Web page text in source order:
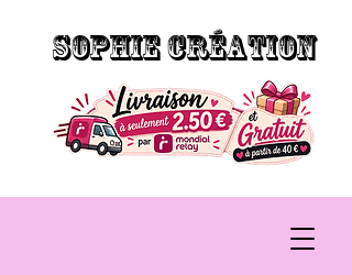
SOPHIE CRÉATION